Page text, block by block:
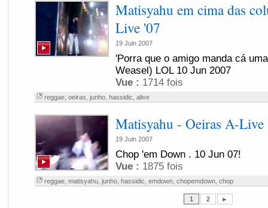
Matisyahu em cima das
Live '07
19 Juin 2007
'Porra que o amigo manda cá
Weasel) LOL 10 Jun 2007
Vue : 1714 fois
reggae, oeiras junho, hassidic alive
Matisyahu - Oeiras A-
19 Juin 2007
Chop 'em Down . 10 Jun 07!
Vue : 1875 fois
reggae, matisyahu, junho, hassidic emdown, chopemdown, chop
1 2 ►